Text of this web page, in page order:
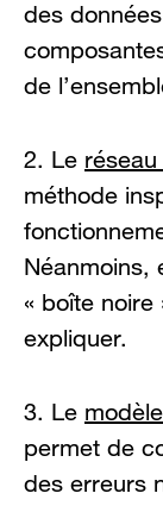
des
de
2. Le
méthode
Néanmoins,
« boîte
expliquer.
3. Le
permet de
des erreurs